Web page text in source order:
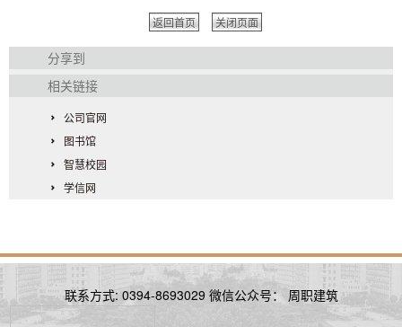
返回首页 关闭页面
分享到
相关链接
公司官网
图书馆
智慧校园
学信网
联系方式: 0394-8693029 微信公众号： 周职建筑